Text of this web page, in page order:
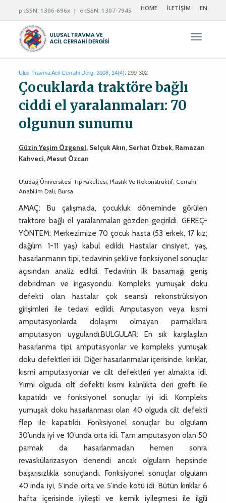
p-ISSN: 1306-696x | e-ISSN: 1307-7945 HOME İLETİŞİM EN
Ulus Travma Acil Cerrahi Derg. 2008; 14(4): 299-302
Çocuklarda traktöre bağlı
ciddi el yaralanmaları: 70
olgunun sunumu
Güzin Yeşim Özgenel, Selçuk Akın, Serhat Özbek, Ramazan
Kahveci, Mesut Özcan
Uludağ Üniversitesi Tıp Fakültesi, Plastik Ve Rekonstrüktif, Cerrahi
Anabilim Dalı, Bursa
AMAÇ: Bu çalışmada, çocukluk döneminde görülen
traktöre bağlı el yaralanmaları gözden geçirildi. GEREÇ-
YÖNTEM: Merkezimize 70 çocuk hasta (53 erkek, 17 kız;
dağılım 1-11 yaş) kabul edildi. Hastalar cinsiyet, yaş,
hasarlanmanın tipi, tedavinin şekli ve fonksiyonel sonuçlar
açısından analiz edildi. Tedavinin ilk basamağı geniş
debridman ve irigasyondu. Kompleks yumuşak doku
defekti olan hastalar çok seanslı rekonstrüksiyon
girişimleri ile tedavi edildi. Amputasyon veya kısmi
amputasyonlarda dolaşımı olmayan parmaklara
amputasyon uygulandı.BULGULAR: En sık karşılaşılan
hasarlanma tipi, amputasyonlar ve kompleks yumuşak
doku defektleri idi. Diğer hasarlanmalar içerisinde, kırıklar,
kısmi amputasyonlar ve cilt defektleri yer almakta idi.
Yirmi olguda cilt defekti kısmi kalınlıkta deri grefti ile
kapatıldı ve fonksiyonel sonuçlar iyi idi. Kompleks
yumuşak doku hasarlanması olan 40 olguda cilt defekti
flep ile kapatıldı. Fonksiyonel sonuçlar bu olguların
30’unda iyi ve 10’unda orta idi. Tam amputasyon olan 50
parmak da hasarlanmadan hemen sonra
revaskülarizasyon denendi ancak olguların hepsinde
başarısızlıkla sonuçlandı. Fonksiyonel sonuçlar olguların
40’ında iyi, 5’inde orta ve 5’inde kötü idi. Bütün kırıklar 6
hafta içerisinde iyileşti ve kemik iyileşmesi ile ilgili